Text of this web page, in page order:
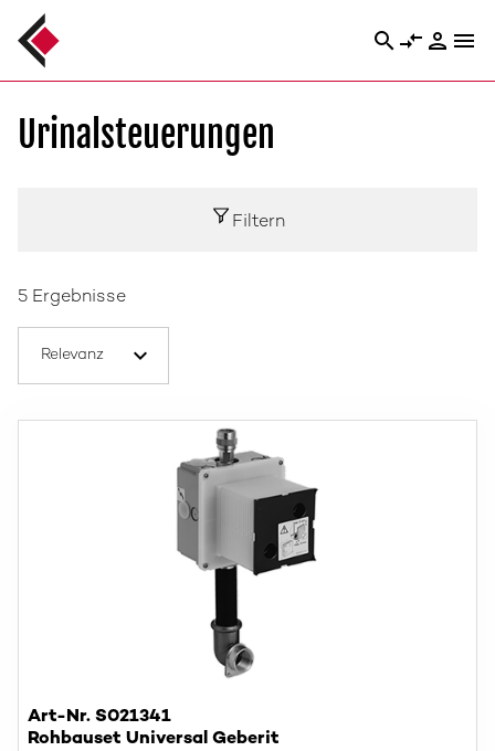
search compare_arrows person menu
Urinalsteuerungen
Filtern
5 Ergebnisse
Art-Nr. S021341
Rohbauset Universal Geberit